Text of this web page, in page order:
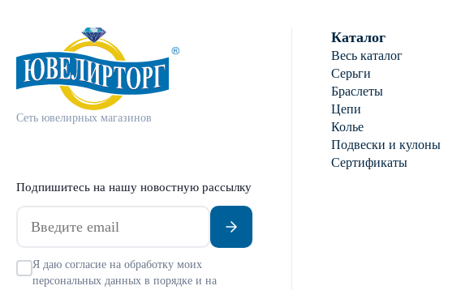
Сеть ювелирных магазинов
Подпишитесь на нашу новостную рассылку
Я даю согласие на обработку моих
персональных данных в порядке и на
Каталог
Весь каталог
Серьги
Браслеты
Цепи
Колье
Подвески и кулоны
Сертификаты